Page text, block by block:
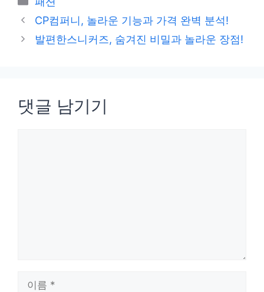
테
리
CP컴퍼니, 놀라운 기능과 가격 완벽 분석!
발편한스니커즈, 숨겨진 비밀과 놀라운 장점!
댓글 남기기